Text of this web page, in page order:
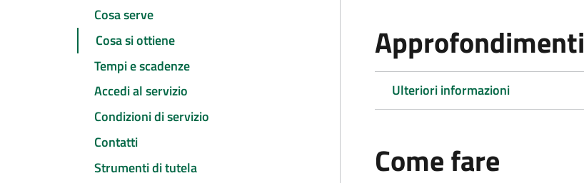
Cosa serve
Cosa si ottiene
Tempi e scadenze
Accedi al servizio
Condizioni di servizio
Contatti
Strumenti di tutela
Approfondimenti
Ulteriori informazioni
Come fare